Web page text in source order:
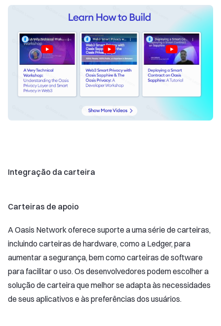
Integração da carteira
Carteiras de apoio
A Oasis Network oferece suporte a uma série de carteiras,
incluindo carteiras de hardware, como a Ledger, para
aumentar a segurança, bem como carteiras de software
para facilitar o uso. Os desenvolvedores podem escolher a
solução de carteira que melhor se adapta às necessidades
de seus aplicativos e às preferências dos usuários.